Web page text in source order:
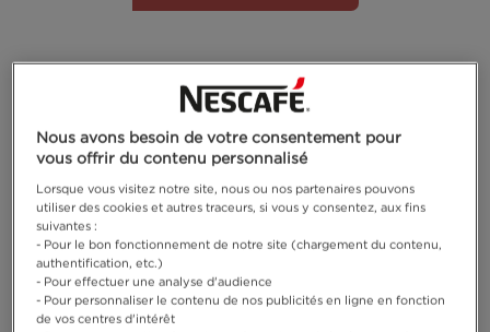
Nous avons besoin de votre consentement pour
vous offrir du contenu personnalisé
Lorsque vous visitez notre site, nous ou nos partenaires pouvons
utiliser des cookies et autres traceurs, si vous y consentez, aux fins
suivantes :
- Pour le bon fonctionnement de notre site (chargement du contenu,
authentification, etc.)
- Pour effectuer une analyse d'audience
- Pour personnaliser le contenu de nos publicités en ligne en fonction
de vos centres d'intérêt